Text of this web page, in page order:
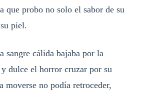
que probo no solo el sabor de su
piel.
sangre cálida bajaba por la
dulce el horror cruzar por su
moverse no podía retroceder,